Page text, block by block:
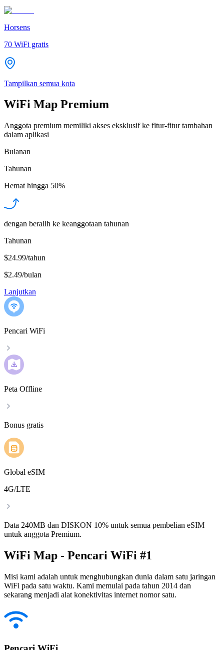
Horsens
70 WiFi gratis
Tampilkan semua kota
WiFi Map Premium
Anggota premium memiliki akses eksklusif ke fitur-fitur tambahan
dalam aplikasi
Bulanan
Tahunan
Hemat hingga 50%
dengan beralih ke keanggotaan tahunan
Tahunan
$24.99/tahun
$2.49/bulan
Lanjutkan
Pencari WiFi
Peta Offline
Bonus gratis
Global eSIM
4G/LTE
Data 240MB dan DISKON 10% untuk semua pembelian eSIM
untuk anggota Premium.
WiFi Map - Pencari WiFi #1
Misi kami adalah untuk menghubungkan dunia dalam satu jaringan
WiFi pada satu waktu. Kami memulai pada tahun 2014 dan
sekarang menjadi alat konektivitas internet nomor satu.